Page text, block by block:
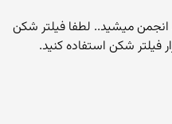
انجمن میشید.. لطفا فیلتر شكن
فیلتر شكن استفاده كنید.